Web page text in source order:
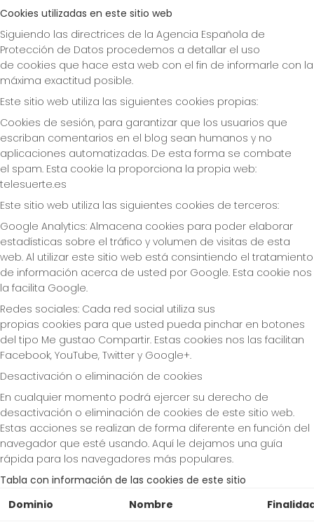
Cookies utilizadas en este sitio web
Siguiendo las directrices de la Agencia Española de
Protección de Datos procedemos a detallar el uso
de cookies que hace esta web con el fin de informarle con la
máxima exactitud posible.
Este sitio web utiliza las siguientes cookies propias:
Cookies de sesión, para garantizar que los usuarios que
escriban comentarios en el blog sean humanos y no
aplicaciones automatizadas. De esta forma se combate
el spam. Esta cookie la proporciona la propia web:
telesuerte.es
Este sitio web utiliza las siguientes cookies de terceros:
Google Analytics: Almacena cookies para poder elaborar
estadísticas sobre el tráfico y volumen de visitas de esta
web. Al utilizar este sitio web está consintiendo el tratamiento
de información acerca de usted por Google. Esta cookie nos
la facilita Google.
Redes sociales: Cada red social utiliza sus
propias cookies para que usted pueda pinchar en botones
del tipo Me gustao Compartir. Estas cookies nos las facilitan
Facebook, YouTube, Twitter y Google+.
Desactivación o eliminación de cookies
En cualquier momento podrá ejercer su derecho de
desactivación o eliminación de cookies de este sitio web.
Estas acciones se realizan de forma diferente en función del
navegador que esté usando. Aquí le dejamos una guía
rápida para los navegadores más populares.
Tabla con información de las cookies de este sitio
Dominio
Nombre